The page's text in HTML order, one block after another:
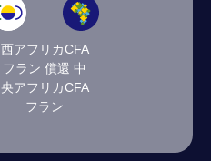
西アフリカCFA
フラン 償還 中
央アフリカCFA
フラン